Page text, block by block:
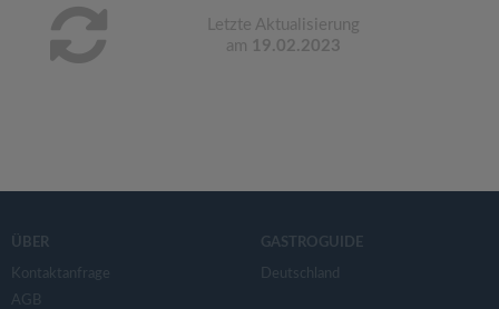
Letzte Aktualisierung
am 19.02.2023
ÜBER
Kontaktanfrage
AGB
GASTROGUIDE
Deutschland